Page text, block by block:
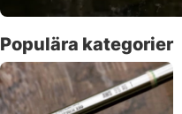
Populära kategorier